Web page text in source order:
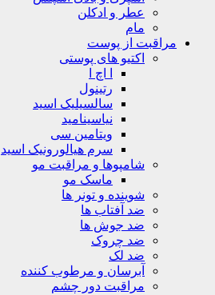
عطر و ادکلن
مام
مراقبت از پوست
اکتیو های پوستی
ا اچ ا
رتینول
سالسیلیک اسید
نیاسینامید
ویتامین سی
سرم هیالورونیک اسید
شامپوها و مراقبت مو
ماسک مو
شوینده و تونر ها
ضد آفتاب ها
ضد جوش ها
ضد چروک
ضد لک
آبرسان و مرطوب کننده
مراقبت دور چشم